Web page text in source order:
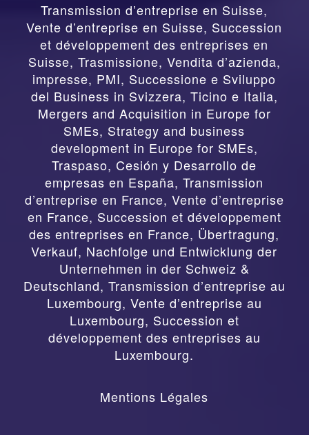
Transmission d’entreprise en Suisse,
Vente d’entreprise en Suisse, Succession
et développement des entreprises en
Suisse, Trasmissione, Vendita d’azienda,
impresse, PMI, Successione e Sviluppo
del Business in Svizzera, Ticino e Italia,
Mergers and Acquisition in Europe for
SMEs, Strategy and business
development in Europe for SMEs,
Traspaso, Cesión y Desarrollo de
empresas en España,Transmission
d’entreprise en France, Vente d’entreprise
en France, Succession et développement
des entreprises en France, Übertragung,
Verkauf, Nachfolge und Entwicklung der
Unternehmen in der Schweiz &
Deutschland, Transmission d’entreprise au
Luxembourg, Vente d’entreprise au
Luxembourg, Succession et
développement des entreprises au
Luxembourg.
Mentions Légales